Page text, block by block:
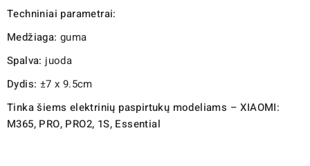
Techniniai parametrai:
Medžiaga: guma
Spalva: juoda
Dydis: ±7 x 9.5cm
Tinka šiems elektrinių paspirtukų modeliams – XIAOMI:
M365, PRO, PRO2, 1S, Essential